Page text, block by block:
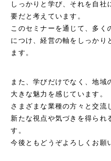
しっかりと学び、それを自社
要だと考えています。
このセミナーを通じて、多く
につけ、経営の軸をしっかり
ます。
また、学びだけでなく、地域
大きな魅力を感じています。
さまざまな業種の方々と交流
新たな視点や気づきを得られ
す。
今後ともどうぞよろしくお願